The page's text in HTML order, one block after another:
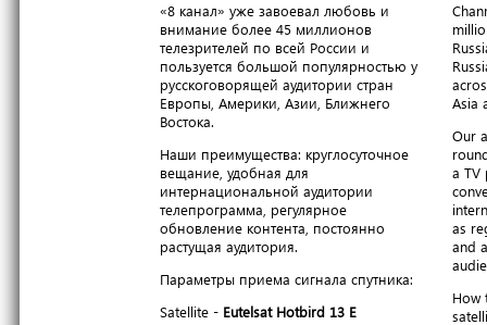
«8 канал» уже завоевал любовь и
внимание более 45 миллионов
телезрителей по всей России и
пользуется большой популярностью у
русскоговорящей аудитории стран
Европы, Америки, Азии, Ближнего
Востока.
Наши преимущества: круглосуточное
вещание, удобная для
интернациональной аудитории
телепрограмма, регулярное
обновление контента, постоянно
растущая аудитория.
Параметры приема сигнала спутника:
Satellite - Eutelsat Hotbird 13 E
Asia
Our
a TV
as
and
How